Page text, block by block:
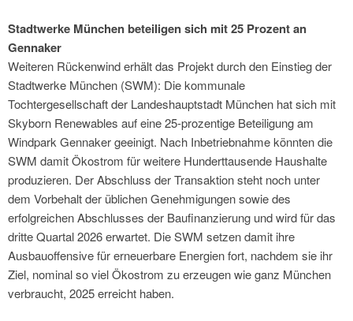
Stadtwerke München beteiligen sich mit 25 Prozent an
Gennaker
Weiteren Rückenwind erhält das Projekt durch den Einstieg der
Stadtwerke München (SWM): Die kommunale
Tochtergesellschaft der Landeshauptstadt München hat sich mit
Skyborn Renewables auf eine 25-prozentige Beteiligung am
Windpark Gennaker geeinigt. Nach Inbetriebnahme könnten die
SWM damit Ökostrom für weitere Hunderttausende Haushalte
produzieren. Der Abschluss der Transaktion steht noch unter
dem Vorbehalt der üblichen Genehmigungen sowie des
erfolgreichen Abschlusses der Baufinanzierung und wird für das
dritte Quartal 2026 erwartet. Die SWM setzen damit ihre
Ausbauoffensive für erneuerbare Energien fort, nachdem sie ihr
Ziel, nominal so viel Ökostrom zu erzeugen wie ganz München
verbraucht, 2025 erreicht haben.